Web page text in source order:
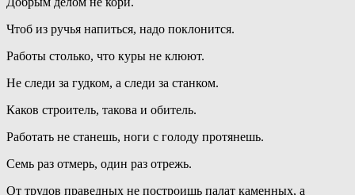
Чтоб из ручья напиться, надо поклонится.
Работы столько, что куры не клюют.
Не следи за гудком, а следи за станком.
Каков строитель, такова и обитель.
Работать не станешь, ноги с голоду протянешь.
Семь раз отмерь, один раз отрежь.
От трудов праведных не построишь палат каменных, а